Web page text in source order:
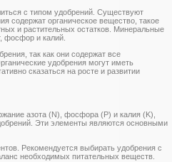
с типом удобрений. Существуют
содержат органическое вещество, такое
и растительных остатков. Минеральные
фосфор и калий.
так как они содержат все
удобрения могут иметь
сказаться на росте и развитии
азота (N), фосфора (P) и калия (K),
Эти элементы являются основными
Рекомендуется выбирать удобрения с
необходимых питательных веществ.